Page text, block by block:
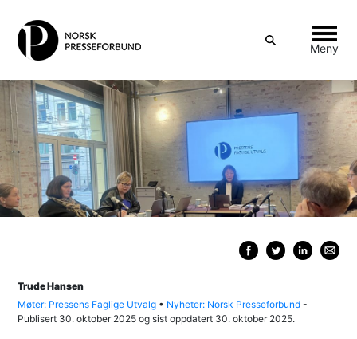
Vis
søkeboks
Skipp
til
innhold
Meny
Trude Hansen
Møter: Pressens Faglige Utvalg • Nyheter: Norsk Presseforbund -
Publisert 30. oktober 2025og sist oppdatert 30. oktober 2025.